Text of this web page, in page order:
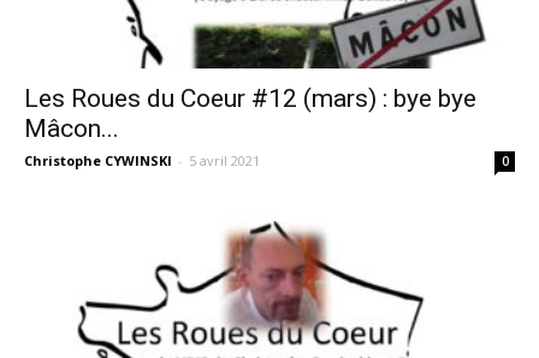
Les Roues du Coeur #12 (mars) : bye bye
Mâcon...
Christophe CYWINSKI - 5 avril 2021 0